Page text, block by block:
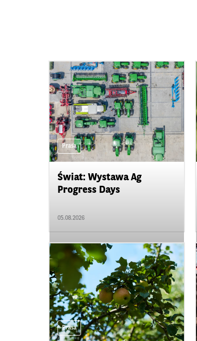
Prasa
Świat: Wystawa Ag
Progress Days
05.08.2026
Prasa